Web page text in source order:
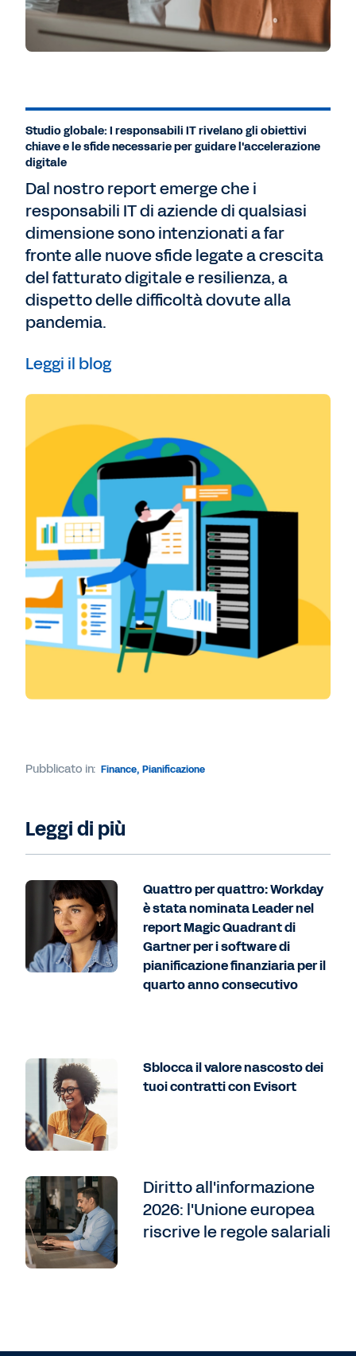
Studio globale: I responsabili IT rivelano gli obiettivi
chiave e le sfide necessarie per guidare l'accelerazione
digitale
Dal nostro report emerge che i
responsabili IT di aziende di qualsiasi
dimensione sono intenzionati a far
fronte alle nuove sfide legate a crescita
del fatturato digitale e resilienza, a
dispetto delle difficoltà dovute alla
pandemia.
Leggi il blog
Pubblicato in: Finance, Pianificazione
Leggi di più
Quattro per quattro: Workday
è stata nominata Leader nel
report Magic Quadrant di
Gartner per i software di
pianificazione finanziaria per il
quarto anno consecutivo
Sblocca il valore nascosto dei
tuoi contratti con Evisort
Diritto all'informazione
2026: l'Unione europea
riscrive le regole salariali